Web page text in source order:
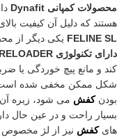
محصولات کمپانی Dynafit
هستند که دلیل آن کیفیت
FELINE SL یکی دیگر از
دارای تکنولوژی HEEL PRELOADER
کند و مانع پیچ خوردگی یا
شکل ممکن مخفی شده است و
بودنکفش
بسیار راحت و در عین حال
هایکفش نیز از لژ